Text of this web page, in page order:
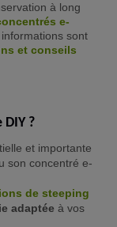
à long
e-
sont
et conseils
?
et importante
son concentré e-
de steeping
adaptée à vos